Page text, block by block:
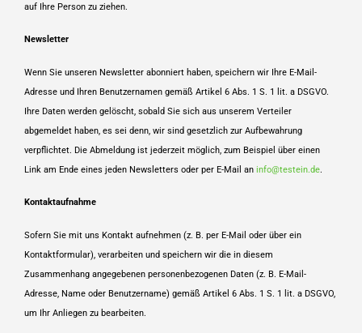
auf Ihre Person zu ziehen.
Newsletter
Wenn Sie unseren Newsletter abonniert haben, speichern wir Ihre E-Mail-
Adresse und Ihren Benutzernamen gemäß Artikel 6 Abs. 1 S. 1 lit. a DSGVO.
Ihre Daten werden gelöscht, sobald Sie sich aus unserem Verteiler
abgemeldet haben, es sei denn, wir sind gesetzlich zur Aufbewahrung
verpflichtet. Die Abmeldung ist jederzeit möglich, zum Beispiel über einen
Link am Ende eines jeden Newsletters oder per E-Mail an info@testein.de.
Kontaktaufnahme
Sofern Sie mit uns Kontakt aufnehmen (z. B. per E-Mail oder über ein
Kontaktformular), verarbeiten und speichern wir die in diesem
Zusammenhang angegebenen personenbezogenen Daten (z. B. E-Mail-
Adresse, Name oder Benutzername) gemäß Artikel 6 Abs. 1 S. 1 lit. a DSGVO,
um Ihr Anliegen zu bearbeiten.